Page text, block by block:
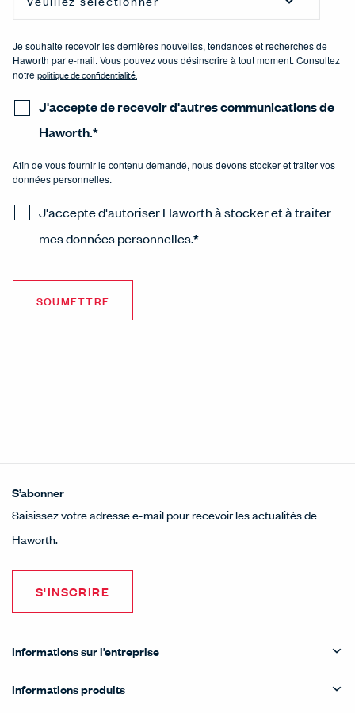
Je souhaite recevoir les dernières nouvelles, tendances et recherches de
Haworth par e-mail. Vous pouvez vous désinscrire à tout moment. Consultez
notrepolitique de confidentialité.
J'accepte de recevoir d'autres communications de
Haworth.*
Afin de vous fournir le contenu demandé, nous devons stocker et traiter vos
données personnelles.
J'accepte d'autoriser Haworth à stocker et à traiter
mes données personnelles.*
S’abonner
Saisissez votre adresse e-mail pour recevoir les actualités de
Haworth.
S'INSCRIRE
Informations sur l’entreprise
Informations produits